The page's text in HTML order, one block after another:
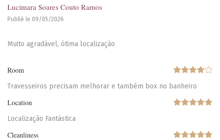
Lucimara Soares Couto Ramos
Publié le 09/05/2026
Muito agradável, ótima localização
Room
Travesseiros precisam melhorar e também box no banheiro
Location
Localização Fantástica
Cleanliness